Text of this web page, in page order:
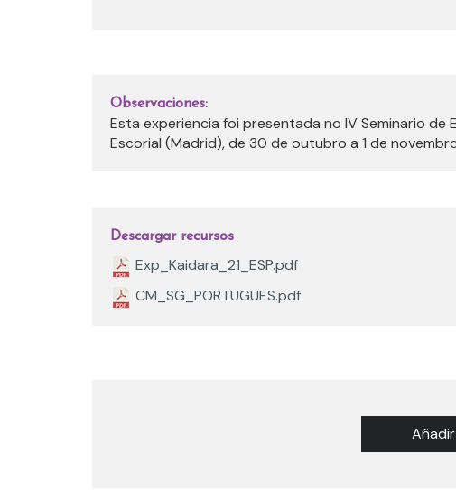
Observaciones:
Esta experiencia foi presentada no IV Seminario de
Escorial (Madrid), de 30 de outubro a 1 de
Descargar recursos
Exp_Kaidara_21_ESP.pdf
CM_SG_PORTUGUES.pdf